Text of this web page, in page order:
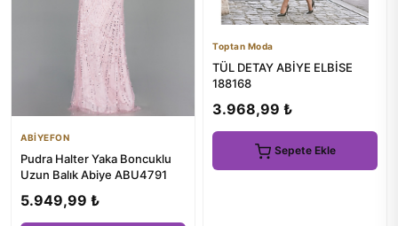
ABİYEFON
Pudra Halter Yaka Boncuklu
Uzun Balık Abiye ABU4791
5.949,99 ₺
Toptan Moda
TÜL DETAY ABİYE ELBİSE
188168
3.968,99 ₺
Sepete Ekle